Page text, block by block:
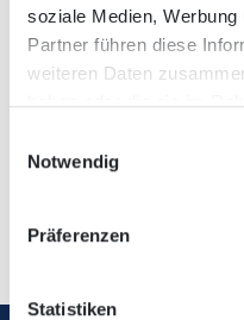
soziale Medien,
Partner führen diese
weiteren Daten
haben oder die sie im
Notwendig
Präferenzen
Statistiken
Zugehörige Dateien